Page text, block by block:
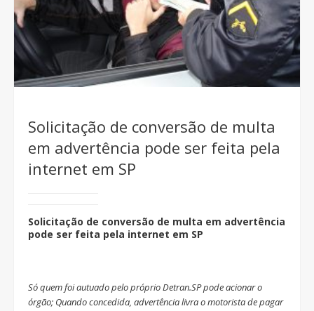
Solicitação de conversão de multa
em advertência pode ser feita pela
internet em SP
Solicitação de conversão de multa em advertência
pode ser feita pela internet em SP
Só quem foi autuado pelo próprio Detran.SP pode acionar o
órgão; Quando concedida, advertência livra o motorista de pagar